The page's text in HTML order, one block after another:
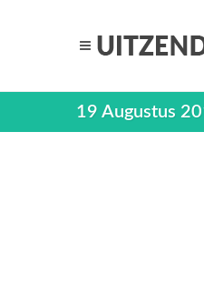
19 Augustus